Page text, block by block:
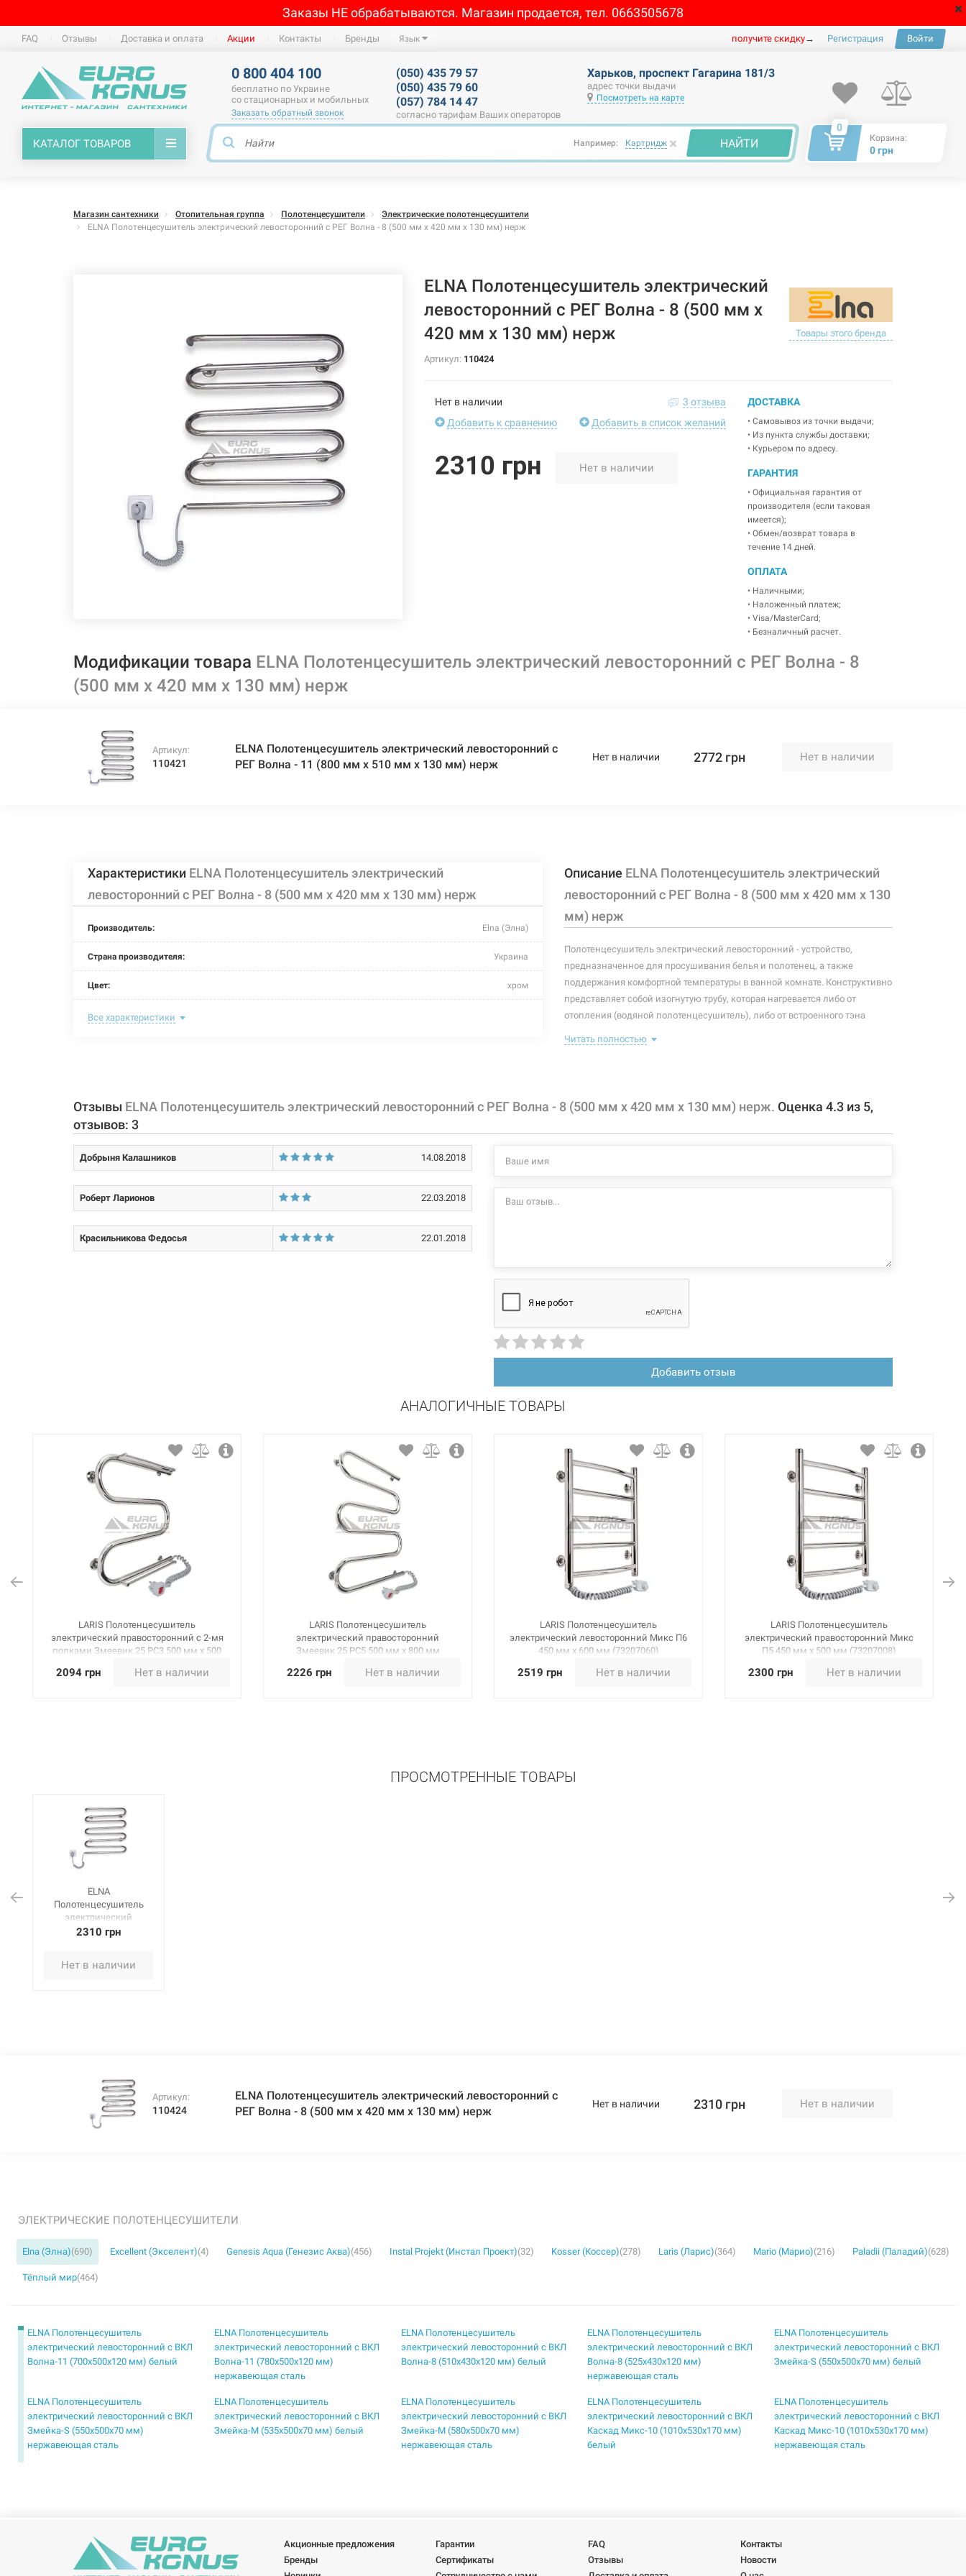
Заказы НЕ обрабатываются. Магазин продается, тел. 0663505678
FAQ Отзывы Доставка и оплата Акции Контакты Бренды Язык получите скидку→ Регистрация Войти
0 800 404 100
бесплатно по Украине
со стационарных и мобильных
Заказать обратный звонок
(050) 435 79 57
(050) 435 79 60
(057) 784 14 47
согласно тарифам Ваших операторов
Харьков, проспект Гагарина 181/3
адрес точки выдачи
Посмотреть на карте
КАТАЛОГ ТОВАРОВ Например: Картридж × НАЙТИ
0
Корзина:
0 грн
Магазин сантехники Отопительная группа Полотенцесушители
Электрические полотенцесушители
ELNA Полотенцесушитель электрический левосторонний с РЕГ Волна - 8 (500 мм х 420 мм х 130 мм) нерж
ELNA Полотенцесушитель электрический
левосторонний с РЕГ Волна - 8 (500 мм х
420 мм х 130 мм) нерж
Товары этого бренда
Артикул: 110424
Нет в наличии
3 отзыва
Добавить к сравнению
Добавить в список желаний
2310 грн Нет в наличии
ДОСТАВКА
• Самовывоз из точки выдачи;
• Из пункта службы доставки;
• Курьером по адресу.
ГАРАНТИЯ
• Официальная гарантия от
производителя (если таковая
имеется);
• Обмен/возврат товара в
течение 14 дней.
ОПЛАТА
• Наличными;
• Наложенный платеж;
• Visa/MasterCard;
• Безналичный расчет.
Модификации товара ELNA Полотенцесушитель электрический левосторонний с РЕГ Волна - 8
(500 мм х 420 мм х 130 мм) нерж
Артикул:
110421
ELNA Полотенцесушитель электрический левосторонний с
РЕГ Волна - 11 (800 мм х 510 мм х 130 мм) нерж
Нет в наличии 2772 грн Нет в наличии
Характеристики ELNA Полотенцесушитель электрический
левосторонний с РЕГ Волна - 8 (500 мм х 420 мм х 130 мм) нерж
Производитель: Elna (Элна)
Страна производителя: Украина
Цвет: хром
Ширина:
Мощность: 75 Вт
Максимальная температура:
Тип крепления: стационарный
Тип подключения: левосторонний
Покрытие корпуса:
Все характеристики
Описание ELNA Полотенцесушитель электрический
левосторонний с РЕГ Волна - 8 (500 мм х 420 мм х 130
мм) нерж
Полотенцесушитель электрический левосторонний - устройство,
предназначенное для просушивания белья и полотенец, а также
поддержания комфортной температуры в ванной комнате. Конструктивно
представляет собой изогнутую трубу, которая нагревается либо от
отопления (водяной полотенцесушитель), либо от встроенного тэна
подобранный полотенцесушитель станет незаменимым элементом
могут изменяться производителем без уведомления. За внесенные
Читать полностью
Отзывы ELNA Полотенцесушитель электрический левосторонний с РЕГ Волна - 8 (500 мм х 420 мм х 130 мм) нерж. Оценка 4.3 из 5,
отзывов: 3
Добрыня Калашников 14.08.2018
Роберт Ларионов 22.03.2018
Красильникова Федосья 22.01.2018
Добавить отзыв
АНАЛОГИЧНЫЕ ТОВАРЫ
LARIS Полотенцесушитель
электрический правосторонний с 2-мя
полками Змеевик 25 PC3 500 мм х 500
2094 грн Нет в наличии
LARIS Полотенцесушитель
электрический правосторонний
Змеевик 25 PC5 500 мм х 800 мм
2226 грн Нет в наличии
LARIS Полотенцесушитель
электрический левосторонний Микс П6
450 мм х 600 мм (73207060)
2519 грн Нет в наличии
LARIS Полотенцесушитель
электрический правосторонний Микс
П5 450 мм х 500 мм (73207008)
2300 грн Нет в наличии
ПРОСМОТРЕННЫЕ ТОВАРЫ
ELNA
Полотенцесушитель
электрический
левосторонний с РЕГ
2310 грн
Нет в наличии
Артикул:
110424
ELNA Полотенцесушитель электрический левосторонний с
РЕГ Волна - 8 (500 мм х 420 мм х 130 мм) нерж
Нет в наличии 2310 грн Нет в наличии
ЭЛЕКТРИЧЕСКИЕ ПОЛОТЕНЦЕСУШИТЕЛИ
Elna (Элна)(690) Excellent (Экселент)(4) Genesis Aqua (Генезис Аква)(456) Instal Projekt (Инстал Проект)(32) Kosser (Коссер)(278) Laris (Ларис)(364) Mario (Марио)(216) Paladii (Паладий)(628)
Тёплый мир(464)
ELNA Полотенцесушитель
электрический левосторонний с ВКЛ
Волна-11 (700х500х120 мм) белый
ELNA Полотенцесушитель
электрический левосторонний с ВКЛ
Волна-11 (780х500х120 мм)
нержавеющая сталь
ELNA Полотенцесушитель
электрический левосторонний с ВКЛ
Волна-8 (510х430х120 мм) белый
ELNA Полотенцесушитель
электрический левосторонний с ВКЛ
Волна-8 (525х430х120 мм)
нержавеющая сталь
ELNA Полотенцесушитель
электрический левосторонний с ВКЛ
Змейка-S (550х500х70 мм) белый
ELNA Полотенцесушитель
электрический левосторонний с ВКЛ
Змейка-S (550х500х70 мм)
нержавеющая сталь
ELNA Полотенцесушитель
электрический левосторонний с ВКЛ
Змейка-М (535х500х70 мм) белый
ELNA Полотенцесушитель
электрический левосторонний с ВКЛ
Змейка-М (580х500х70 мм)
нержавеющая сталь
ELNA Полотенцесушитель
электрический левосторонний с ВКЛ
Каскад Микс-10 (1010х530х170 мм)
белый
ELNA Полотенцесушитель
электрический левосторонний с ВКЛ
Каскад Микс-10 (1010х530х170 мм)
нержавеющая сталь
ELNA Полотенцесушитель
электрический левосторонний с ВКЛ
Каскад Микс-8 (810х530х180 мм)
ELNA Полотенцесушитель
электрический левосторонний с ВКЛ
Каскад Микс-9 (905х530х165 мм)
ELNA Полотенцесушитель
электрический левосторонний с ВКЛ
Каскад Микс-9 (910х530х190 мм)
ELNA Полотенцесушитель
электрический левосторонний с ВКЛ
ELNA Полотенцесушитель
Акционные предложения Гарантии FAQ
Контакты
Бренды
Сертификаты Отзывы
Новости